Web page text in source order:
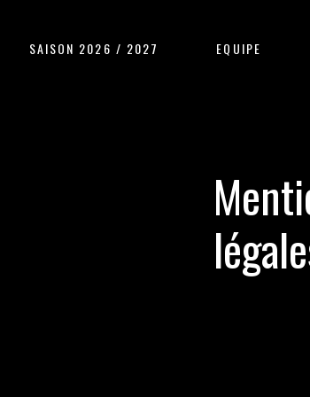
SAISON 2026 / 2027 EQUIPE